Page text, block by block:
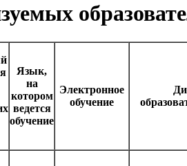
Язык,
на
котором
ведется
обучение
Электронное
обучение